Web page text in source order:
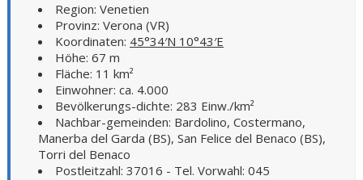
Region: Venetien
Provinz: Verona (VR)
Koordinaten: 45°34′N 10°43′E
Höhe: 67 m
Fläche: 11 km²
Einwohner: ca. 4.000
Bevölkerungs-dichte: 283 Einw./km²
Nachbar-gemeinden: Bardolino, Costermano,
Manerba del Garda (BS), San Felice del Benaco (BS),
Torri del Benaco
Postleitzahl: 37016 - Tel. Vorwahl: 045